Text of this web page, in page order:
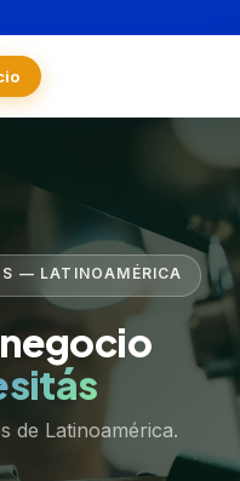
— LATINOAMÉRICA
de Latinoamérica.